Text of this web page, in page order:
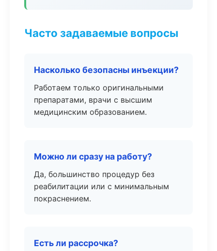
Часто задаваемые вопросы
Насколько безопасны инъекции?
Работаем только оригинальными
препаратами, врачи с высшим
медицинским образованием.
Можно ли сразу на работу?
Да, большинство процедур без
реабилитации или с минимальным
покраснением.
Есть ли рассрочка?